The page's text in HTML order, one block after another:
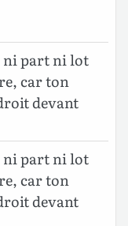
ni part ni lot
car ton
devant
ni part ni lot
car ton
devant